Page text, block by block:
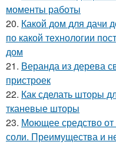
моменты работы
20. Какой дом для дачи
по какой технологии
дом
21. Веранда из дерева
пристроек
22. Как сделать шторы
тканевые шторы
23. Моющее средство от
соли. Преимущества и